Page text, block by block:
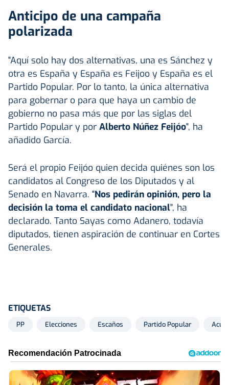
Anticipo de una campaña
polarizada
"Aquí solo hay dos alternativas, una es Sánchez y
otra es España y España es Feijoo y España es el
Partido Popular. Por lo tanto, la única alternativa
para gobernar o para que haya un cambio de
gobierno no pasa más que por las siglas del
Partido Popular y por Alberto Núñez Feijóo", ha
añadido García.
Será el propio Feijóo quien decida quiénes son los
candidatos al Congreso de los Diputados y al
Senado en Navarra. "Nos pedirán opinión, pero la
decisión la toma el candidato nacional", ha
declarado. Tanto Sayas como Adanero, todavía
diputados, tienen aspiración de continuar en Cortes
Generales.
ETIQUETAS
PP Elecciones Escaños Partido Popular